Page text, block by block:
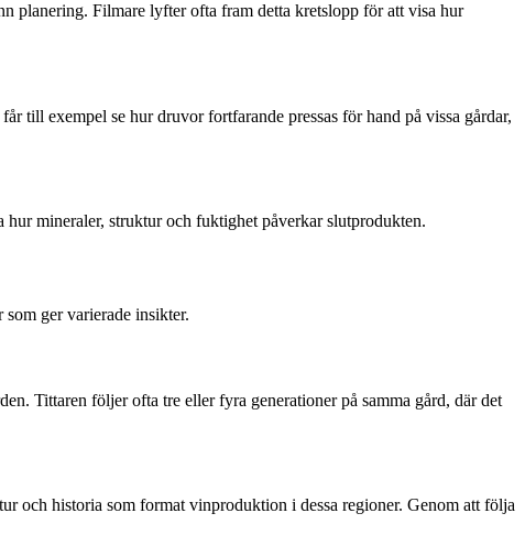
planering. Filmare lyfter ofta fram detta kretslopp för att visa hur
till exempel se hur druvor fortfarande pressas för hand på vissa gårdar,
mineraler, struktur och fuktighet påverkar slutprodukten.
ger varierade insikter.
Tittaren följer ofta tre eller fyra generationer på samma gård, där det
och historia som format vinproduktion i dessa regioner. Genom att följa